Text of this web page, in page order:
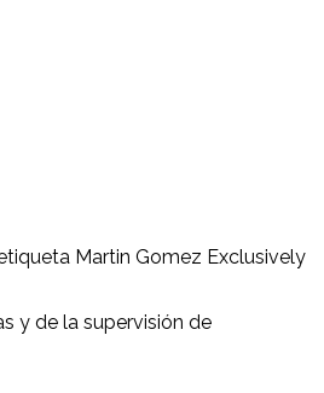
Martin Gomez Exclusively
y de la supervisión de